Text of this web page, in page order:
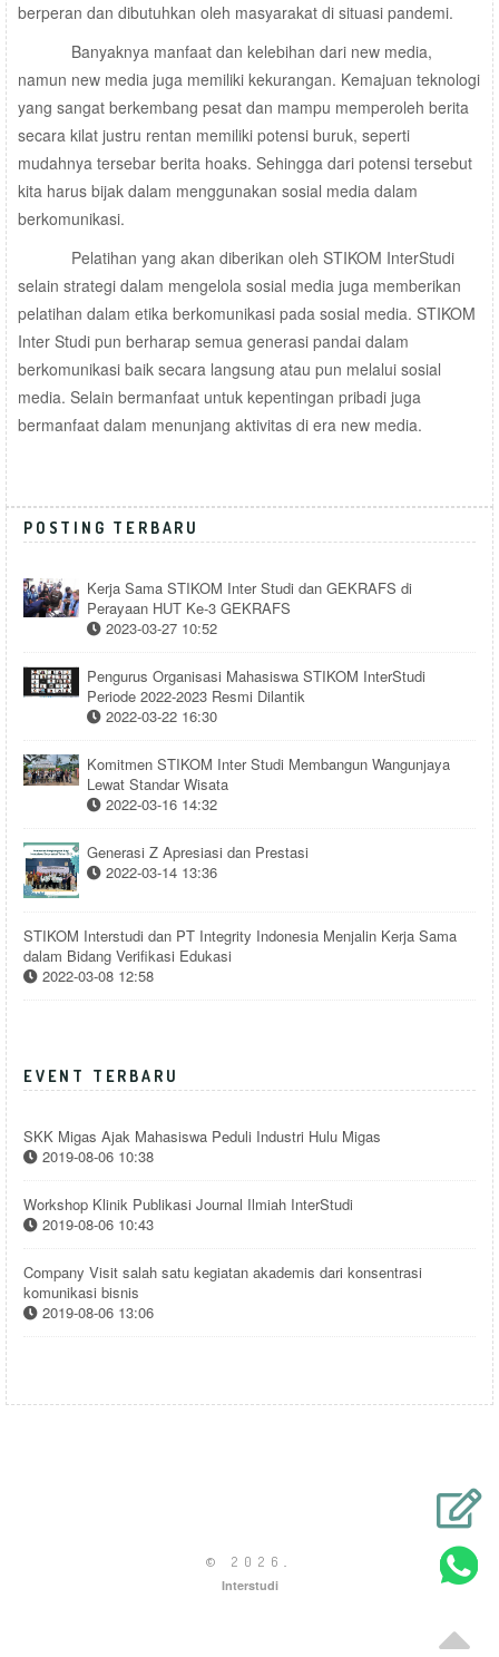
berperan dan dibutuhkan oleh masyarakat di situasi pandemi.
Banyaknya manfaat dan kelebihan dari new media,
namun new media juga memiliki kekurangan. Kemajuan teknologi
yang sangat berkembang pesat dan mampu memperoleh berita
secara kilat justru rentan memiliki potensi buruk, seperti
mudahnya tersebar berita hoaks. Sehingga dari potensi tersebut
kita harus bijak dalam menggunakan sosial media dalam
berkomunikasi.
Pelatihan yang akan diberikan oleh STIKOM InterStudi
selain strategi dalam mengelola sosial media juga memberikan
pelatihan dalam etika berkomunikasi pada sosial media. STIKOM
Inter Studi pun berharap semua generasi pandai dalam
berkomunikasi baik secara langsung atau pun melalui sosial
media. Selain bermanfaat untuk kepentingan pribadi juga
bermanfaat dalam menunjang aktivitas di era new media.
POSTING TERBARU
Kerja Sama STIKOM Inter Studi dan GEKRAFS di
Perayaan HUT Ke-3 GEKRAFS
2023-03-27 10:52
Pengurus Organisasi Mahasiswa STIKOM InterStudi
Periode 2022-2023 Resmi Dilantik
2022-03-22 16:30
Komitmen STIKOM Inter Studi Membangun Wangunjaya
Lewat Standar Wisata
2022-03-16 14:32
Generasi Z Apresiasi dan Prestasi
2022-03-14 13:36
STIKOM Interstudi dan PT Integrity Indonesia Menjalin Kerja Sama
dalam Bidang Verifikasi Edukasi
2022-03-08 12:58
EVENT TERBARU
SKK Migas Ajak Mahasiswa Peduli Industri Hulu Migas
2019-08-06 10:38
Workshop Klinik Publikasi Journal Ilmiah InterStudi
2019-08-06 10:43
Company Visit salah satu kegiatan akademis dari konsentrasi
komunikasi bisnis
2019-08-06 13:06
© 2026 .
Interstudi